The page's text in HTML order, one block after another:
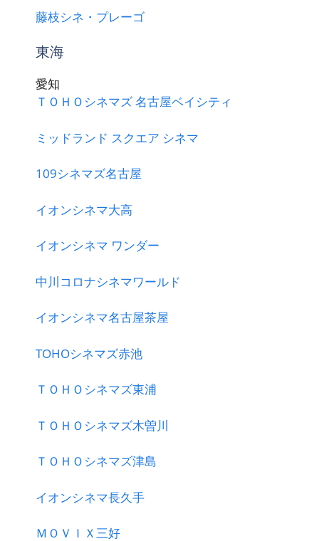
藤枝シネ・プレーゴ
東海
愛知
ＴＯＨＯシネマズ 名古屋ベイシティ
ミッドランド スクエア シネマ
109シネマズ名古屋
イオンシネマ大高
イオンシネマ ワンダー
中川コロナシネマワールド
イオンシネマ名古屋茶屋
TOHOシネマズ赤池
ＴＯＨＯシネマズ東浦
ＴＯＨＯシネマズ木曽川
ＴＯＨＯシネマズ津島
イオンシネマ長久手
ＭＯＶＩＸ三好